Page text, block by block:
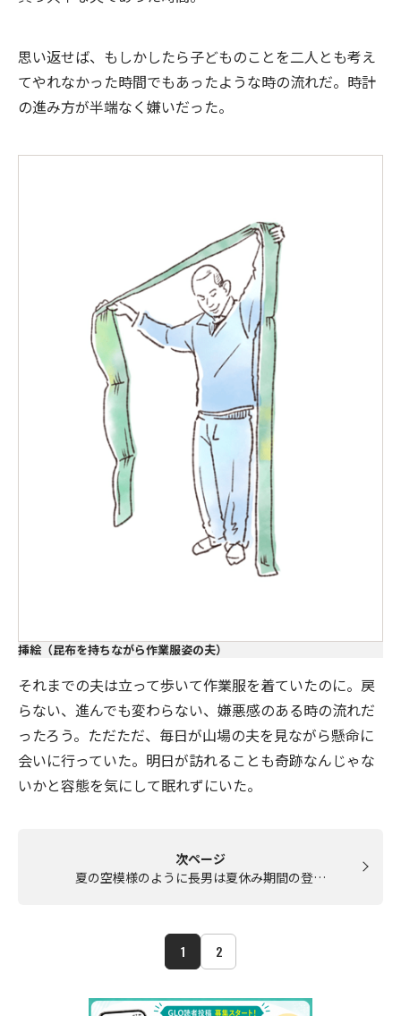
思い返せば、もしかしたら子どものことを二人とも考え
てやれなかった時間でもあったような時の流れだ。時計
の進み方が半端なく嫌いだった。
挿絵（昆布を持ちながら作業服姿の夫）
それまでの夫は立って歩いて作業服を着ていたのに。戻
らない、進んでも変わらない、嫌悪感のある時の流れだ
ったろう。ただただ、毎日が山場の夫を見ながら懸命に
会いに行っていた。明日が訪れることも奇跡なんじゃな
いかと容態を気にして眠れずにいた。
次ページ
夏の空模様のように長男は夏休み期間の登…
1 2